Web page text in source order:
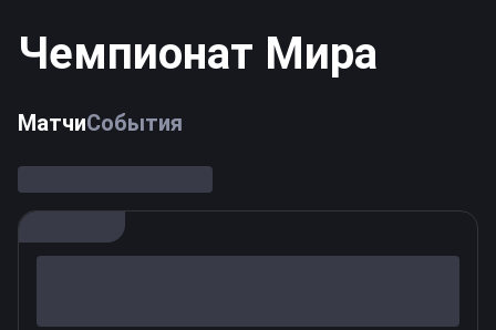
Чемпионат Мира
МатчиСобытия